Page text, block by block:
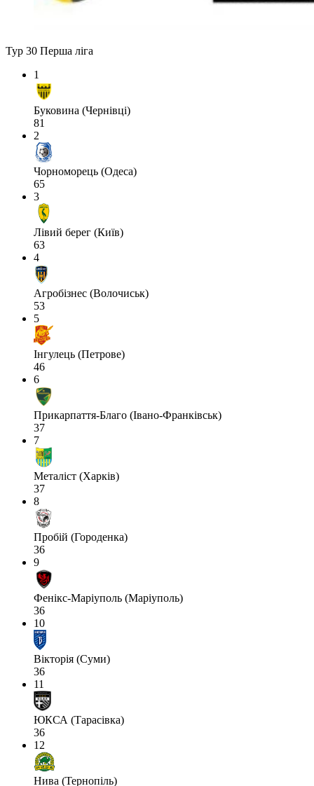
Тур 30 Перша ліга
1
Буковина (Чернівці)
81
2
Чорноморець (Одеса)
65
3
Лівий берег (Київ)
63
4
Агробізнес (Волочиськ)
53
5
Інгулець (Петрове)
46
6
Прикарпаття-Благо (Івано-Франківськ)
37
7
Металіст (Харків)
37
8
Пробій (Городенка)
36
9
Фенікс-Маріуполь (Маріуполь)
36
10
Вікторія (Суми)
36
11
ЮКСА (Тарасівка)
36
12
Нива (Тернопіль)